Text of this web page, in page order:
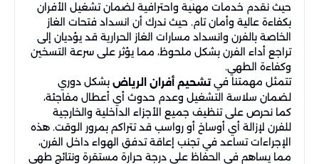
حيث نقدم خدمات مهنية واحترافية لضمان تشغيل الأفران
بكفاءة عالية وأمان تام. حيث ندرك أن انسداد فتحات الغاز
الخاصة بالفرن وانسداد مسارات الغاز الحرارية قد يؤديان إلى
تراجع أداء الفرن بشكل ملحوظ، مما يؤثر على سرعة التسخين
وكفاءة الطهي.
تتمثل مهمتنا فيتشحيم أفران الرياض بشكل دوري
لضمان سلاسة التشغيل وعدم حدوث أي أعطال مفاجئة،
كما نحرص على تنظيف جميع الأجزاء الداخلية والخارجية
للفرن لإزالة أي أوساخ أو رواسب قد تتراكم بمرور الوقت. هذه
الإجراءات تساعد في تجنب إعاقة تدفق الهواء داخل الفرن،
مما يساهم في الحفاظ على درجة حرارة مستقرة ونتائج طهي